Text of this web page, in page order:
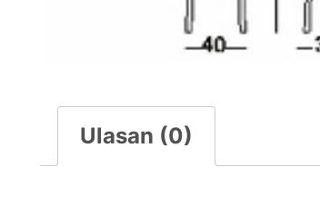
Ulasan (0)